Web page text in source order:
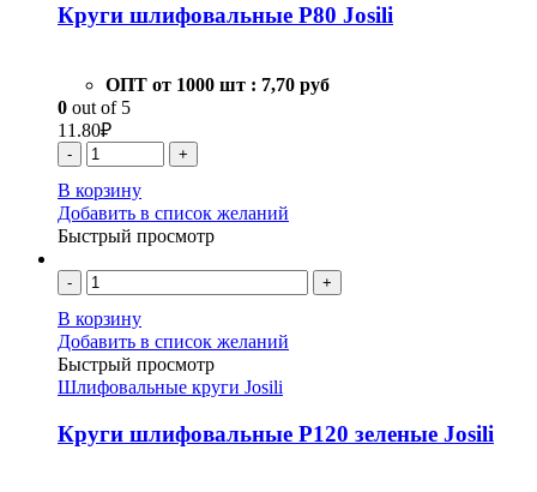
Круги шлифовальные Р80 Josili
ОПТ от 1000 шт : 7,70 руб
0 out of 5
11.80₽
- +
В корзину
Добавить в список желаний
Быстрый просмотр
- +
В корзину
Добавить в список желаний
Быстрый просмотр
Шлифовальные круги Josili
Круги шлифовальные Р120 зеленые Josili